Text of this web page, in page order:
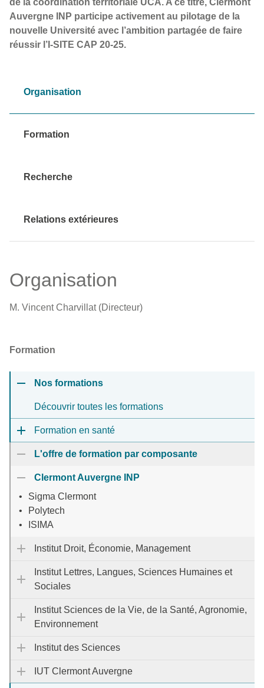
Auvergne INP participe activement au pilotage de la
nouvelle Université avec l’ambition partagée de faire
réussir l’I-SITE CAP 20-25.
Organisation
Formation
Recherche
Relations extérieures
Organisation
M. Vincent Charvillat (Directeur)
Formation
Nos formations
Découvrir toutes les formations
Formation en santé
L'offre de formation par composante
Clermont Auvergne INP
Sigma Clermont
Polytech
ISIMA
Institut Droit, Économie, Management
Institut Lettres, Langues, Sciences Humaines et
Sociales
Institut Sciences de la Vie, de la Santé, Agronomie,
Environnement
Institut des Sciences
IUT Clermont Auvergne